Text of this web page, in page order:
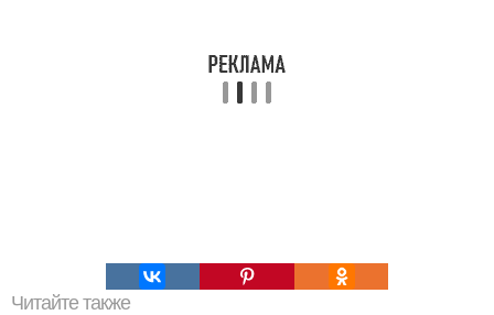
Читайте также